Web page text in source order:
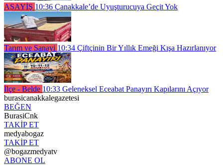
ASAYİŞ 10:36 Çanakkale’de Uyuşturucuya Geçit Yok
Tarım ve Sanayi 10:34 Çiftçinin Bir Yıllık Emeği Kışa Hazırlanıyor
İlçe - Belde 10:33 Geleneksel Eceabat Panayırı Kapılarını Açıyor
burasicanakkalegazetesi
BEĞEN
BurasiCnk
TAKİP ET
medyabogaz
TAKİP ET
@bogazmedyatv
ABONE OL